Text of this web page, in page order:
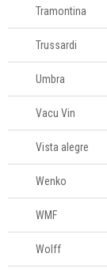
Tramontina
Trussardi
Umbra
Vacu Vin
Vista alegre
Wenko
WMF
Wolff